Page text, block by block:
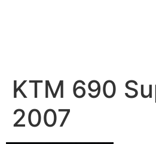
KTM 690
2007